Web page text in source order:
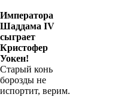
Императора
Шаддама IV
сыграет
Кристофер
Уокен!
Старый конь
борозды не
испортит, верим.